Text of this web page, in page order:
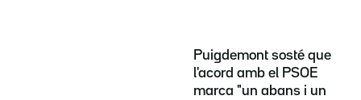
Puigdemont sosté que
l'acord amb el PSOE
marca "un abans i un